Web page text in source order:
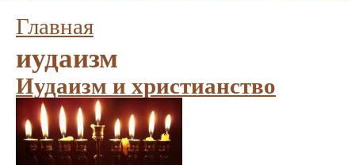
Главная
иудаизм
Иудаизм и христианство